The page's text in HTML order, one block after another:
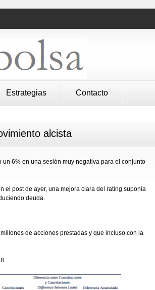
Estrategias Contacto
alcista
6% en una sesión muy negativa para el conjunto
el post de ayer, una mejora clara del rating suponía
deuda.
de acciones prestadas y que incluso con la